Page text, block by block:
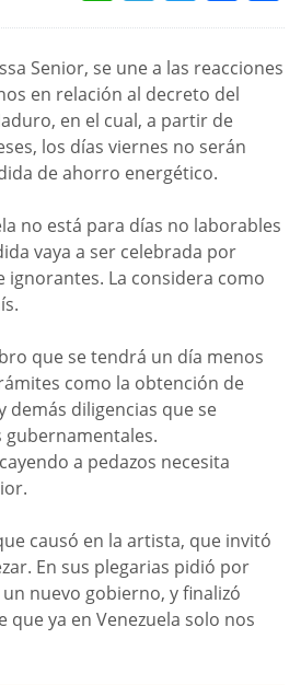
Senior, se une a las reacciones
en relación al decreto del
en el cual, a partir de
los días viernes no serán
de ahorro energético.
no está para días no laborables
vaya a ser celebrada por
ignorantes. La considera como
que se tendrá un día menos
como la obtención de
demás diligencias que se
gubernamentales.
a pedazos necesita
causó en la artista, que invitó
En sus plegarias pidió por
nuevo gobierno, y finalizó
que ya en Venezuela solo nos